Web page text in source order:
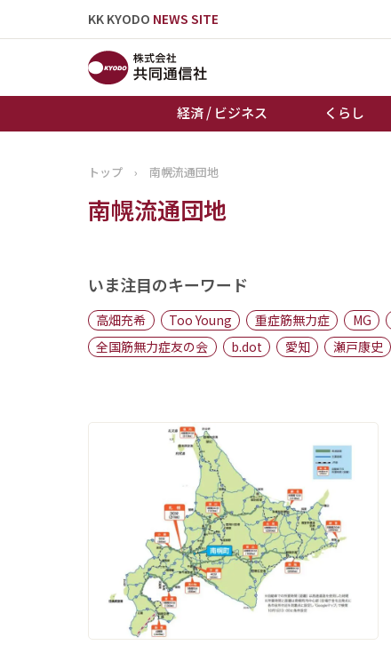
KK KYODO NEWS SITE
経済 / ビジネス くらし
トップページ
お知らせ
トップ › 南幌流通団地
南幌流通団地
いま注目のキーワード
高畑充希 Too Young 重症筋無力症 MG
全国筋無力症友の会
b.dot 愛知 瀬戸康史